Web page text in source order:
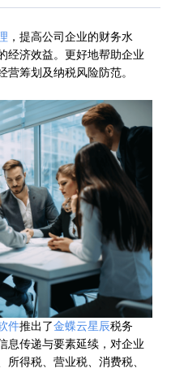
，提高公司企业的财务水
经济效益。更好地帮助企业
营筹划及纳税风险防范。
件推出了金蝶云星辰税务
息传递与要素延续，对企业
所得税、营业税、消费税、